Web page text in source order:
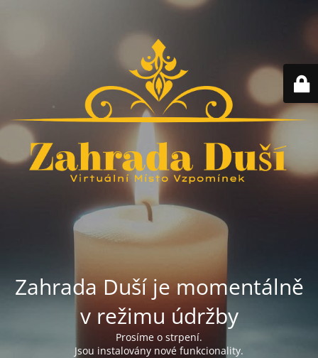
Zahrada Duší je momentálně
v režimu údržby
Prosíme o strpení.
Jsou instalovány nové funkcionality.